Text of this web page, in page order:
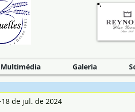
Multimédia Galeria
18 de jul. de 2024